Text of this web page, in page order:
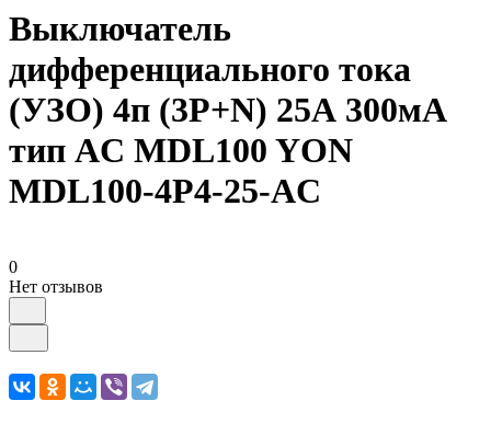
Выключатель
дифференциального тока
(УЗО) 4п (3P+N) 25А 300мА
тип AC MDL100 YON
MDL100-4P4-25-AC
0
Нет отзывов